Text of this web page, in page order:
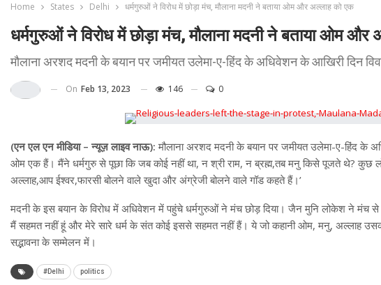
Home States Delhi धर्मगुरुओं ने विरोध में छोड़ा मंच, मौलाना मदनी ने बताया ओम और अल्लाह को एक
धर्मगुरुओं ने विरोध में छोड़ा मंच, मौलाना मदनी ने बताया ओम और
मौलाना अरशद मदनी के बयान पर जमीयत उलेमा-ए-हिंद के अधिवेशन के आखिरी दिन
On Feb 13, 2023 146 0
(एन एल एन मीडिया – न्यूज़ लाइव नाऊ): मौलाना अरशद मदनी के बयान पर जमीयत उलेमा-ए-हिंद के
ओम एक हैं। मैंने धर्मगुरु से पूछा कि जब कोई नहीं था, न श्री राम, न ब्रह्म,तब मनु किसे पूजते थे? कुछ
अल्लाह,आप ईश्वर,फारसी बोलने वाले खुदा और अंग्रेजी बोलने वाले गॉड कहते हैं।’
मदनी के इस बयान के विरोध में अधिवेशन में पहुंचे धर्मगुरुओं ने मंच छोड़ दिया। जैन मुनि लोकेश ने मंच से
मैं सहमत नहीं हूं और मेरे सारे धर्म के संत कोई इससे सहमत नहीं हैं। ये जो कहानी ओम, मनु, अल्लाह
सद्भावना के सम्मेलन में।
#Delhi politics